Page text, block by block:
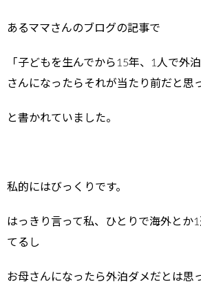
あるママさんのブログの記事で
「子どもを生んでから15年、1人で外
さんになったらそれが当たり前だと思
と書かれていました。
私的にはびっくりです。
はっきり言って私、ひとりで海外とか
てるし
お母さんになったら外泊ダメだとは思